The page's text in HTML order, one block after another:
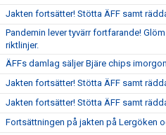
Jakten fortsätter! Stötta ÄFF samt
Pandemin lever tyvärr fortfarande!
riktlinjer.
ÄFFs damlag säljer Bjäre chips
Jakten fortsätter! Stötta ÄFF samt
Jakten fortsätter! Stötta ÄFF samt
Fortsättningen på jakten på Lergöken